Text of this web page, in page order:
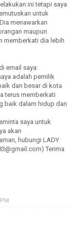
ini tetapi saya
untuk
menawarkan
maupun
memberkati dia lebih
email saya:
adalah pemilik
dan besar di kota
terus memberkati
baik dalam hidup dan
saya untuk
akan
hubungi LADY
Terima